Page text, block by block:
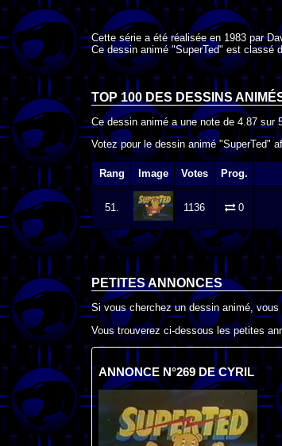
Cette série a été réalisée en 1983 par
Ce dessin animé "SuperTed" est classé
TOP 100 DESDESSINS
Ce dessin animé a une note de 4.87 sur
Votez pour le dessin animé "SuperTed"
Rang Image Votes Prog.
51. 1136 0
PETITES ANNONCES
Si vous cherchez un dessin animé, vous
Vous trouverez ci-dessous les petites
ANNONCE N°269 DE CYRIL